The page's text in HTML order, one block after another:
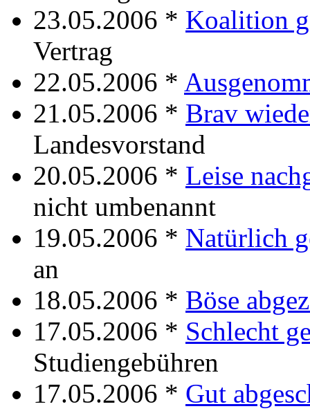
23.05.2006 * Koalition
Vertrag
22.05.2006 *
21.05.2006 * Brav
Landesvorstand
20.05.2006 * Leise
nicht umbenannt
19.05.2006 * Natürlich
an
18.05.2006 * Böse
17.05.2006 * Schlecht
Studiengebühren
17.05.2006 * Gut